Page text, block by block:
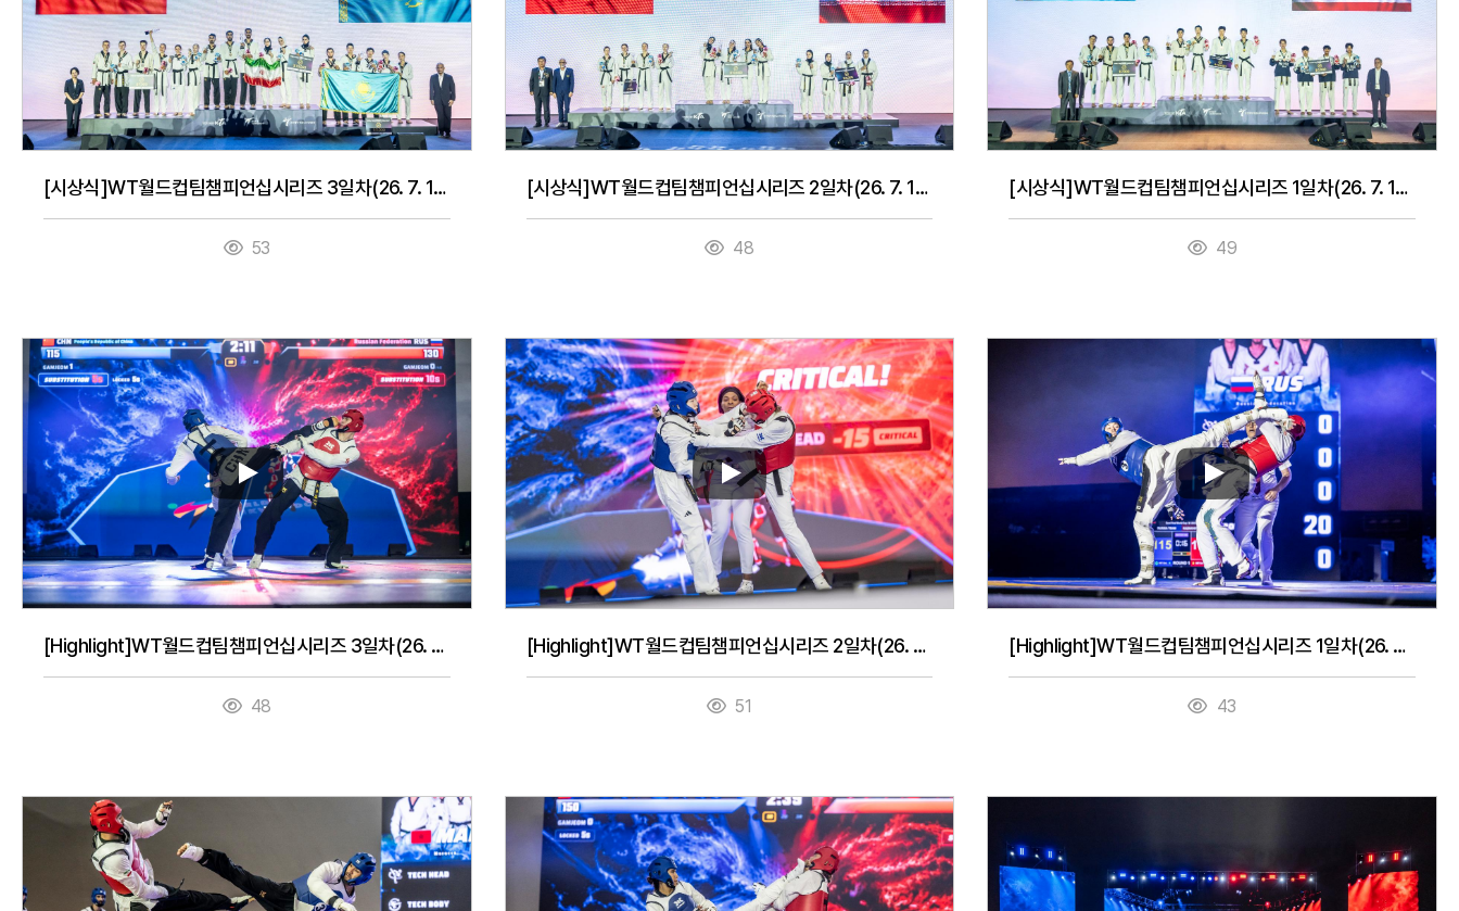
[시상식]WT월드컵팀챔피언십시리즈 3일차(26. 7. 16.)
53
[시상식]WT월드컵팀챔피언십시리즈 2일차(26. 7. 15.)
48
[시상식]WT월드컵팀챔피언십시리즈 1일차(26. 7. 14.)
49
[Highlight]WT월드컵팀챔피언십시리즈 3일차(26. 7. 16.)
48
[Highlight]WT월드컵팀챔피언십시리즈 2일차(26. 7. 15.)
51
[Highlight]WT월드컵팀챔피언십시리즈 1일차(26. 7. 14.)
43